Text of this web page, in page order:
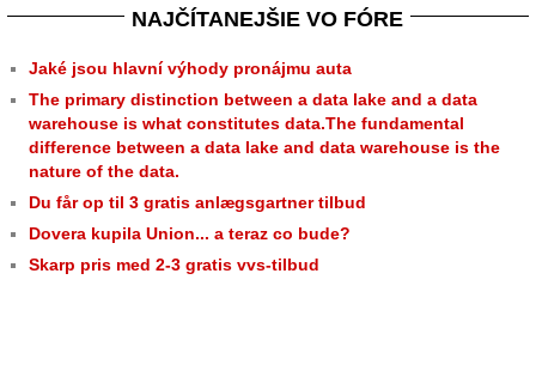
NAJČÍTANEJŠIE VO FÓRE
Jaké jsou hlavní výhody pronájmu auta
The primary distinction between a data lake and a data
warehouse is what constitutes data.The fundamental
difference between a data lake and data warehouse is the
nature of the data.
Du får op til 3 gratis anlægsgartner tilbud
Dovera kupila Union... a teraz co bude?
Skarp pris med 2-3 gratis vvs-tilbud